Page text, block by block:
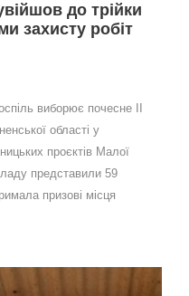
до трійки
захисту робіт
виборює почесне ІІ
області у
проєктів Малої
представили 59
призові місця